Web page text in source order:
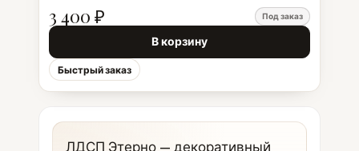
3 400 ₽ Под заказ
В корзину
Быстрый заказ
ЛДСП Этерно — декоративный